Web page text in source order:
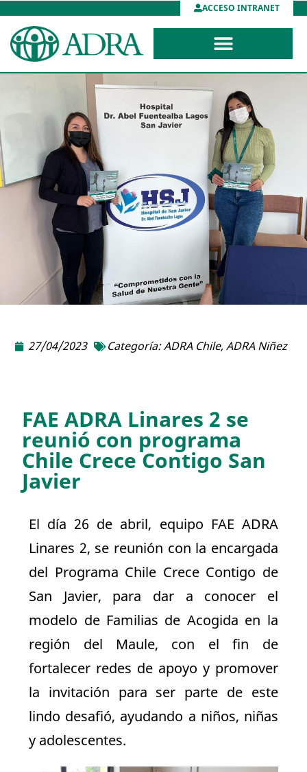
ACCESO INTRANET
27/04/2023 Categoría:ADRA Chile,ADRA Niñez
FAE ADRA Linares 2 se
reunió con programa
Chile Crece Contigo San
Javier
El día 26 de abril, equipo FAE ADRA
Linares 2, se reunión con la encargada
del Programa Chile Crece Contigo de
San Javier, para dar a conocer el
modelo de Familias de Acogida en la
región del Maule, con el fin de
fortalecer redes de apoyo y promover
la invitación para ser parte de este
lindo desafió, ayudando a niños, niñas
y adolescentes.